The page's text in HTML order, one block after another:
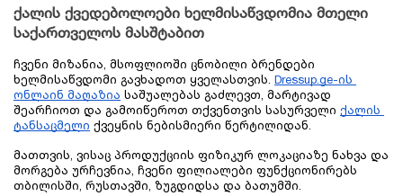
ქალის ქვედებოლოები ხელმისაწვდომია მთელი
საქართველოს მასშტაბით
ჩვენი მიზანია, მსოფლიოში ცნობილი ბრენდები
ხელმისაწვდომი გავხადოთ ყველასთვის. Dressup.ge-ის
ონლაინ მაღაზია საშუალებას გაძლევთ, მარტივად
შეარჩიოთ და გამოიწეროთ თქვენთვის სასურველი ქალის
ტანსაცმელი ქვეყნის ნებისმიერი წერტილიდან.
მათთვის, ვისაც პროდუქციის ფიზიკურ ლოკაციაზე ნახვა და
მორგება ურჩევნია, ჩვენი ფილიალები ფუნქციონირებს
თბილისში, რუსთავში, ზუგდიდსა და ბათუმში.